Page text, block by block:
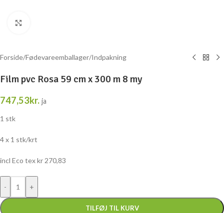
Forside/Fødevareemballager/Indpakning
Film pvc Rosa 59 cm x 300 m 8 my
747,53kr. ja
1 stk
4 x 1 stk/krt
incl Eco tex kr 270,83
TILFØJ TIL KURV